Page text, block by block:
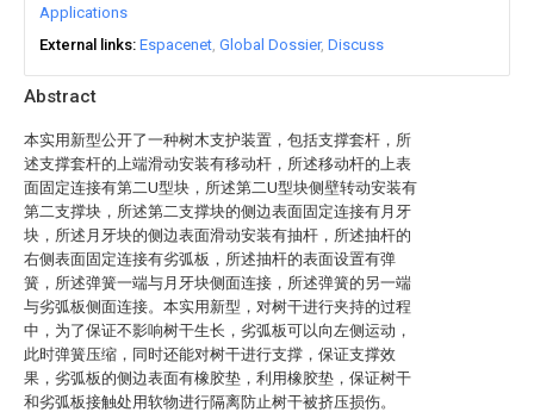
Abstract
本实用新型公开了一种树木支护装置，包括支撑套杆，所
述支撑套杆的上端滑动安装有移动杆，所述移动杆的上表
面固定连接有第二U型块，所述第二U型块侧壁转动安装有
第二支撑块，所述第二支撑块的侧边表面固定连接有月牙
块，所述月牙块的侧边表面滑动安装有抽杆，所述抽杆的
右侧表面固定连接有劣弧板，所述抽杆的表面设置有弹
簧，所述弹簧一端与月牙块侧面连接，所述弹簧的另一端
与劣弧板侧面连接。本实用新型，对树干进行夹持的过程
中，为了保证不影响树干生长，劣弧板可以向左侧运动，
此时弹簧压缩，同时还能对树干进行支撑，保证支撑效
果，劣弧板的侧边表面有橡胶垫，利用橡胶垫，保证树干
和劣弧板接触处用软物进行隔离防止树干被挤压损伤。
Applications
External links Espacenet Global Dossier Discuss